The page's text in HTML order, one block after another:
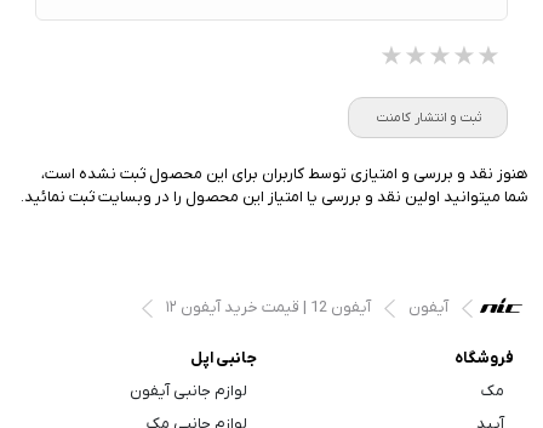
★★★★★
★★★★★
★★★★★
ثبت و انتشار کامنت
هنوز نقد و بررسی و امتیازی توسط کاربران برای این محصول ثبت نشده است،
شما میتوانید اولین نقد و بررسی یا امتیاز این محصول را در وبسایت ثبت نمائید.
آیفون آیفون 12 | قیمت خرید آیفون ۱۲
فروشگاه
مک
جانبی اپل
لوازم جانبی آیفون